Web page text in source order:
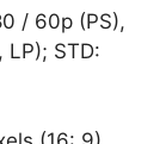
/ 60p (PS),
STD: